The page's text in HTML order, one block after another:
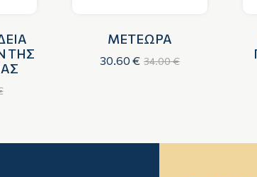
ΤΗΣ
ΜΕΤΕΩΡΑ
30.60 € 34.00 €